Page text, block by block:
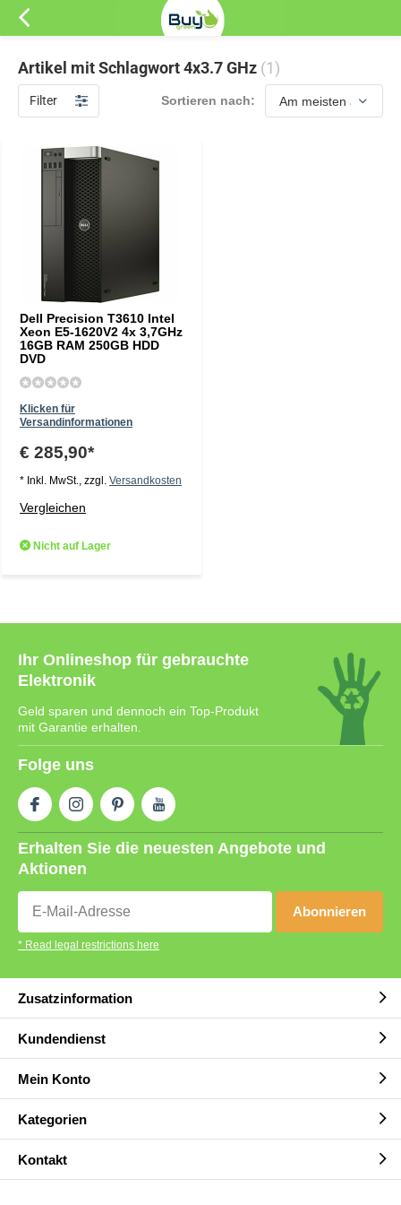
Artikel mit Schlagwort 4x3.7 GHz (1)
Filter Sortieren nach:
Dell Precision T3610 Intel
Xeon E5-1620V2 4x 3,7GHz
16GB RAM 250GB HDD
DVD
Klicken für
Versandinformationen
€ 285,90*
* Inkl. MwSt., zzgl. Versandkosten
Vergleichen
Nicht auf Lager
Ihr Onlineshop für gebrauchte
Elektronik
Geld sparen und dennoch ein Top-Produkt
mit Garantie erhalten.
Folge uns
Erhalten Sie die neuesten Angebote und
Aktionen
Abonnieren
* Read legal restrictions here
Zusatzinformation
Kundendienst
Mein Konto
Kategorien
Kontakt